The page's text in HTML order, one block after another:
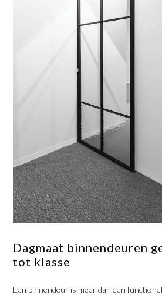
Dagmaat binnendeuren
tot klasse
Een binnendeur is meer dan een